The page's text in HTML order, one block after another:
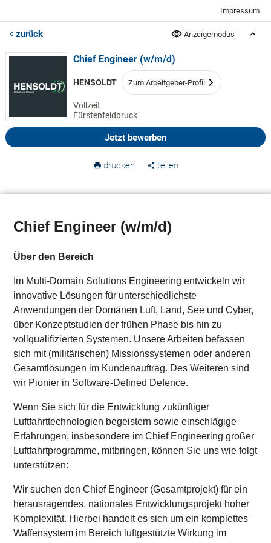
Impressum
zurück Anzeigemodus
Chief Engineer (w/m/d)
HENSOLDT Zum Arbeitgeber-Profil
Vollzeit
Fürstenfeldbruck
Jetzt bewerben
drucken teilen
Karte anzeigen